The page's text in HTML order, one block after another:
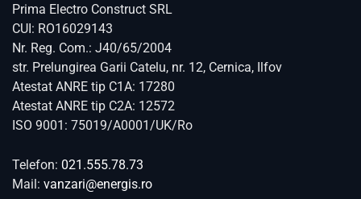
Prima Electro Construct SRL
CUI: RO16029143
Nr. Reg. Com.: J40/65/2004
str. Prelungirea Garii Catelu, nr. 12, Cernica, Ilfov
Atestat ANRE tip C1A: 17280
Atestat ANRE tip C2A: 12572
ISO 9001: 75019/A0001/UK/Ro
Telefon: 021.555.78.73
Mail: vanzari@energis.ro